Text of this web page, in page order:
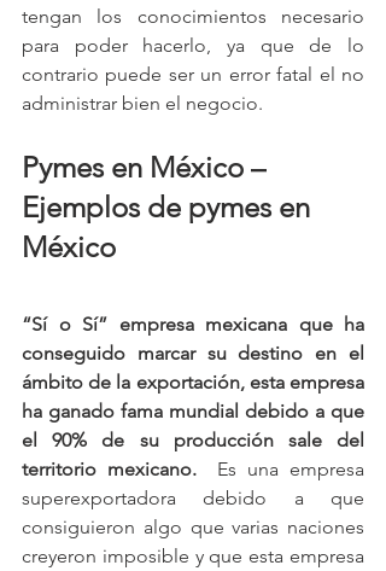
tengan los conocimientos necesario
para poder hacerlo, ya que de lo
contrario puede ser un error fatal el no
administrar bien el negocio.
Pymes en México –
Ejemplos de pymes en
México
“Sí o Sí” empresa mexicana que ha
conseguido marcar su destino en el
ámbito de la exportación, esta empresa
ha ganado fama mundial debido a que
el 90% de su producción sale del
territorio mexicano.
Es una empresa
superexportadora debido a que
consiguieron algo que varias naciones
creyeron imposible y que esta empresa